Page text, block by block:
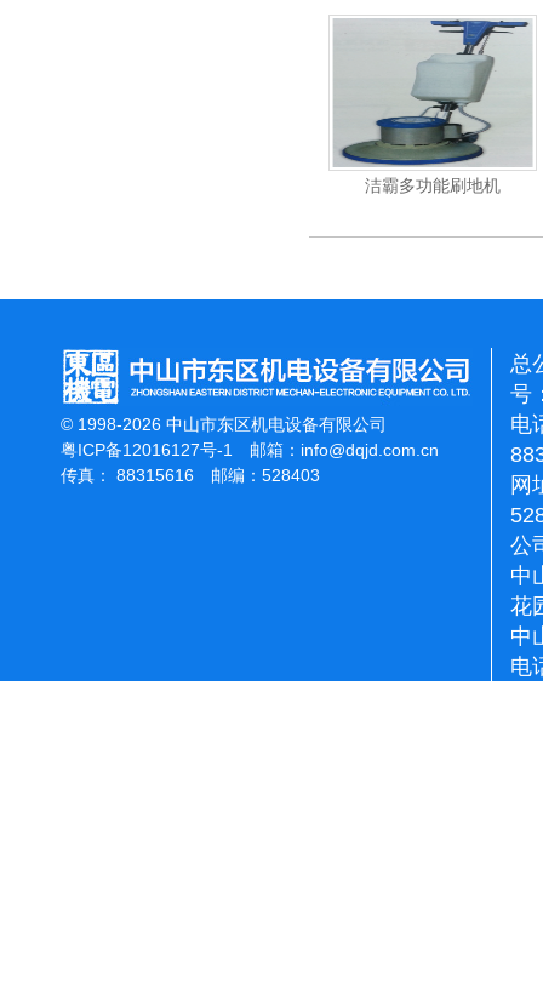
洁霸多功能刷地机
© 1998-2026 中山市东区机电设备有限公司
粤ICP备12016127号-1
邮箱： info@dqjd.com.cn
传真： 88315616 邮编：528403
总
号
电
网
公
中
花
中
电